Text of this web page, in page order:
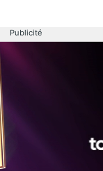
Publicité